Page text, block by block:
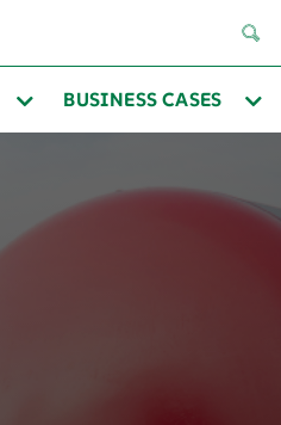
BUSINESS CASES